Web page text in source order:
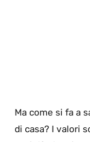
Ma come si fa a
di casa? I valori